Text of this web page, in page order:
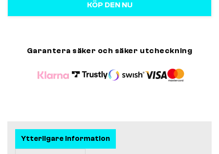
KÖP DEN NU
Garantera säker och säker utcheckning
Ytterligare information